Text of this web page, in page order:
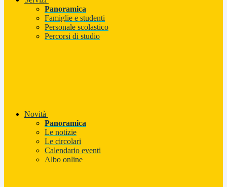
Panoramica
Famiglie e studenti
Personale scolastico
Percorsi di studio
Novità
Panoramica
Le notizie
Le circolari
Calendario eventi
Albo online